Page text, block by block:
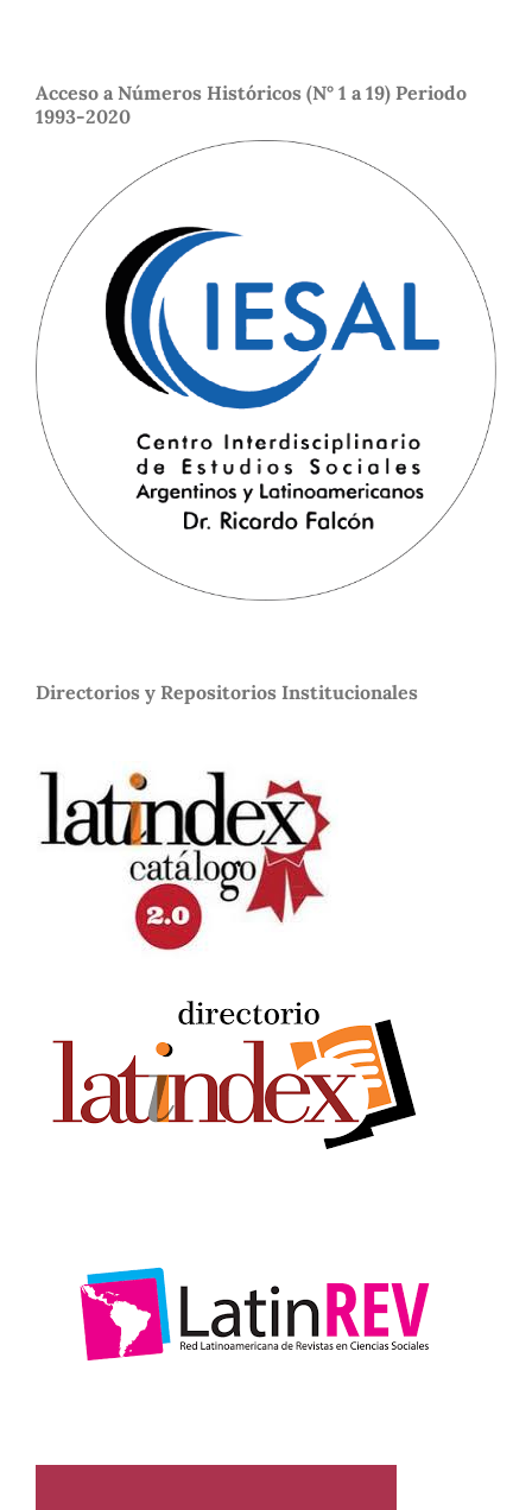
Acceso a Números Históricos (N° 1 a 19) Periodo
1993-2020
Directorios y Repositorios Institucionales